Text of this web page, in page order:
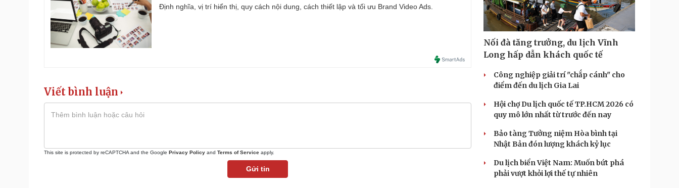
Định nghĩa, vị trí hiển thị, quy cách nội dung, cách thiết lập và tối ưu Brand Video Ads.
Viết bình luận
This site is protected by reCAPTCHA and the Google Privacy Policy and Terms of Service apply.
Gửi tin
Nối đà tăng trưởng, du lịch Vĩnh
Long hấp dẫn khách quốc tế
Công nghiệp giải trí "chắp cánh" cho
điểm đến du lịch Gia Lai
Hội chợ Du lịch quốc tế TP.HCM 2026 có
quy mô lớn nhất từ trước đến nay
Bảo tàng Tưởng niệm Hòa bình tại
Nhật Bản đón lượng khách kỷ lục
Du lịch biển Việt Nam: Muốn bứt phá
phải vượt khỏi lợi thế tự nhiên